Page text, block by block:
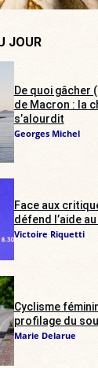
JOUR
De quoi gâcher
de Macron : la
s’alourdit
Georges Michel
Face aux
défend l’aide
Victoire Riquetti
Cyclisme
profilage du
Marie Delarue